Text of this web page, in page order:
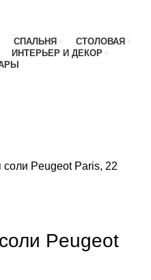
СПАЛЬНЯ
СТОЛОВАЯ
ИНТЕРЬЕР И ДЕКОР
Peugeot Paris, 22
Peugeot